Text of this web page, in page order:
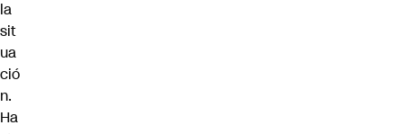
la
sit
ua
ció
n.
Ha